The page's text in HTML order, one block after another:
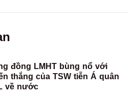
đồng LMHT bùng nổ với
thắng của TSW tiễn Á quân
về nước